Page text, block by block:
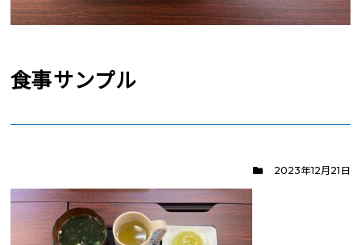
食事サンプル
2023年12月21日